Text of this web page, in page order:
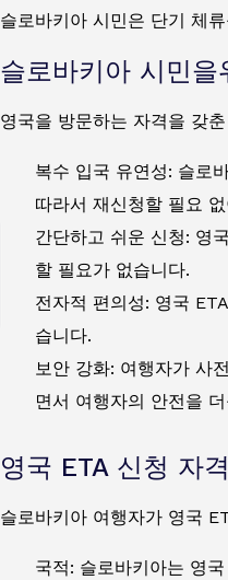
슬로바키아 시민은 단기 체
슬로바키아 시민
영국을 방문하는 자격을 갖
복수 입국 유연성: 슬로
따라서 재신청할 필요
간단하고 쉬운 신청: 영
할 필요가 없습니다.
전자적 편의성: 영국
습니다.
보안 강화: 여행자가 사
면서 여행자의 안전을
영국 ETA 신청 자격
슬로바키아 여행자가 영국
국적: 슬로바키아는 영